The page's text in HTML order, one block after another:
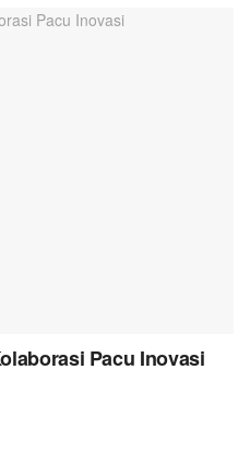
Pacu Inovasi